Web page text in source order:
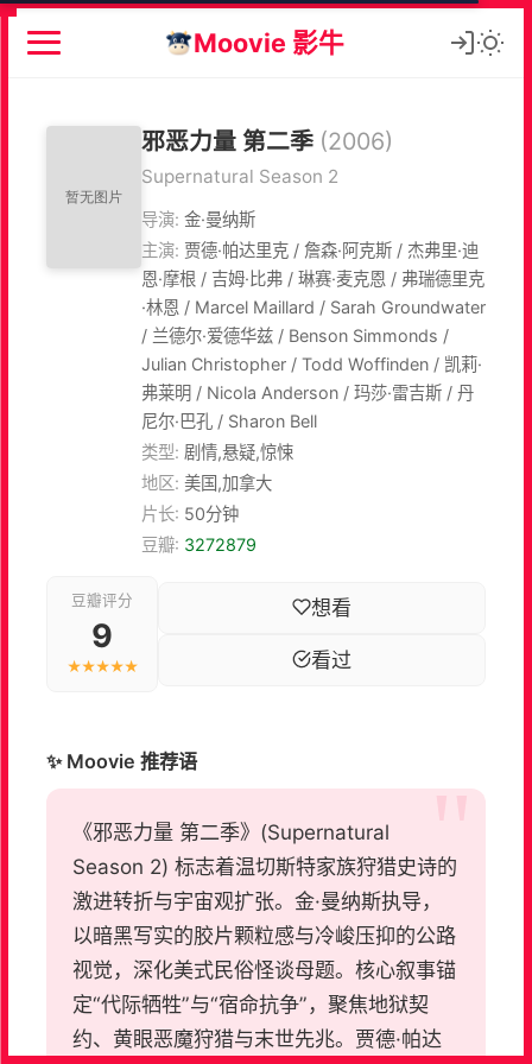
Moovie 影牛
邪恶力量 第二季 (2006)
Supernatural Season 2
导演: 金·曼纳斯
主演: 贾德·帕达里克 / 詹森·阿克斯 / 杰弗里·迪
恩·摩根 / 吉姆·比弗 / 琳赛·麦克恩 / 弗瑞德里克
·林恩 / Marcel Maillard / Sarah Groundwater
/ 兰德尔·爱德华兹 / Benson Simmonds /
Julian Christopher / Todd Woffinden / 凯莉·
弗莱明 / Nicola Anderson / 玛莎·雷吉斯 / 丹
尼尔·巴孔 / Sharon Bell
类型: 剧情,悬疑,惊悚
地区: 美国,加拿大
片长: 50分钟
豆瓣: 3272879
豆瓣评分
9
★★★★★
想看
看过
✨ Moovie 推荐语
《邪恶力量 第二季》(Supernatural
Season 2) 标志着温切斯特家族狩猎史诗的
激进转折与宇宙观扩张。金·曼纳斯执导，
以暗黑写实的胶片颗粒感与冷峻压抑的公路
视觉，深化美式民俗怪谈母题。核心叙事锚
定“代际牺牲”与“宿命抗争”，聚焦地狱契
约、黄眼恶魔狩猎与末世先兆。贾德·帕达